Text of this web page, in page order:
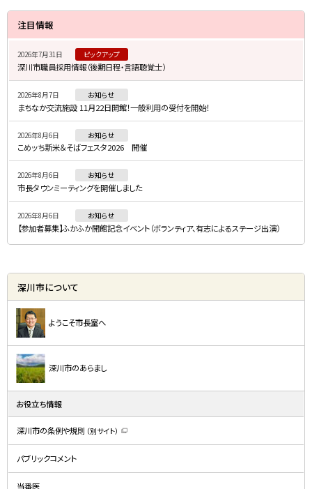
サ
イ
・
メ
ニ
ュ
ー
注目情報
2026年7月31日 ピックアップ
深川市職員採用情報（後期日程・言語聴覚士）
2026年8月7日 お知らせ
まちなか交流施設 11月22日開館！一般利用の受付を開始！
2026年8月6日 お知らせ
こめッち新米＆そばフェスタ2026 開催
2026年8月6日 お知らせ
市長タウンミーティングを開催しました
2026年8月6日 お知らせ
【参加者募集】ふかふか開館記念イベント（ボランティア、有志によるステージ出演）
深川市について
ようこそ市長室へ
深川市のあらまし
お役立ち情報
深川市の条例や規則 （別サイト）
新
ン
パブリックコメント
当番医